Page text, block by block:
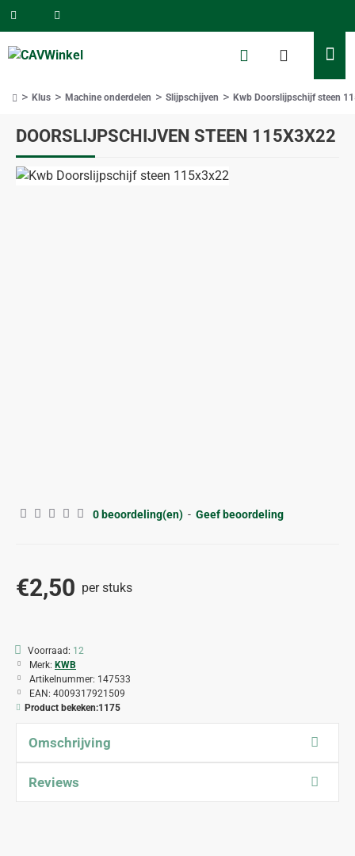
DOORSLIJPSCHIJVEN STEEN 115X3X22
Klus Machine onderdelen Slijpschijven Kwb Doorslijpschijf steen
0 beoordeling(en) - Geef beoordeling
€2,50 per stuks
Voorraad: 12
Merk: KWB
Artikelnummer: 147533
EAN: 4009317921509
Product bekeken:1175
Omschrijving
Reviews